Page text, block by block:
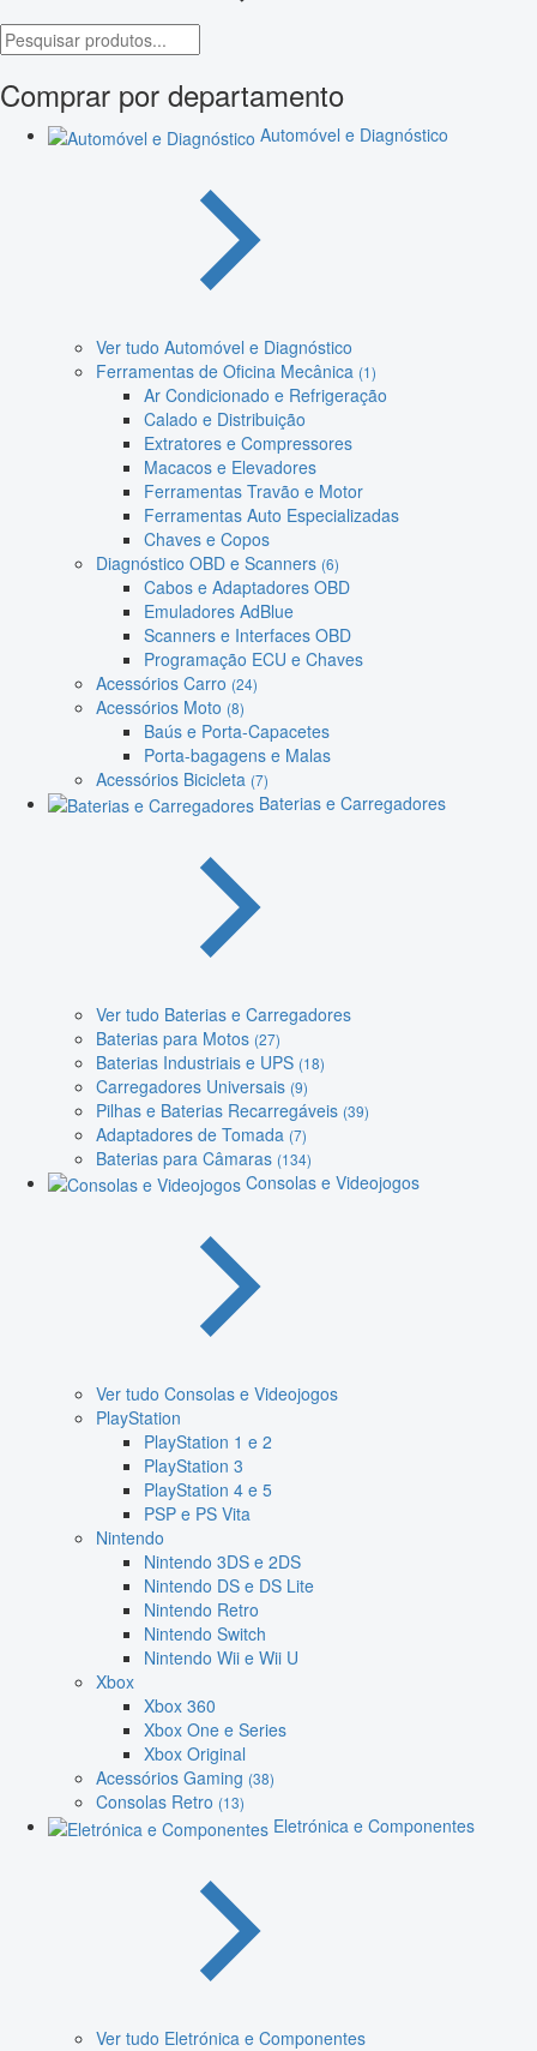
Comprar por departamento
Automóvel e Diagnóstico
Ver tudo Automóvel e Diagnóstico
Ferramentas de Oficina Mecânica (1)
Ar Condicionado e Refrigeração
Calado e Distribuição
Extratores e Compressores
Macacos e Elevadores
Ferramentas Travão e Motor
Ferramentas Auto Especializadas
Chaves e Copos
Diagnóstico OBD e Scanners (6)
Cabos e Adaptadores OBD
Emuladores AdBlue
Scanners e Interfaces OBD
Programação ECU e Chaves
Acessórios Carro (24)
Acessórios Moto (8)
Baús e Porta-Capacetes
Porta-bagagens e Malas
Acessórios Bicicleta (7)
Baterias e Carregadores
Ver tudo Baterias e Carregadores
Baterias para Motos (27)
Baterias Industriais e UPS (18)
Carregadores Universais (9)
Pilhas e Baterias Recarregáveis (39)
Adaptadores de Tomada (7)
Baterias para Câmaras (134)
Consolas e Videojogos
Ver tudo Consolas e Videojogos
PlayStation
PlayStation 1 e 2
PlayStation 3
PlayStation 4 e 5
PSP e PS Vita
Nintendo
Nintendo 3DS e 2DS
Nintendo DS e DS Lite
Nintendo Retro
Nintendo Switch
Nintendo Wii e Wii U
Xbox
Xbox 360
Xbox One e Series
Xbox Original
Acessórios Gaming (38)
Consolas Retro (13)
Eletrónica e Componentes
Ver tudo Eletrónica e Componentes